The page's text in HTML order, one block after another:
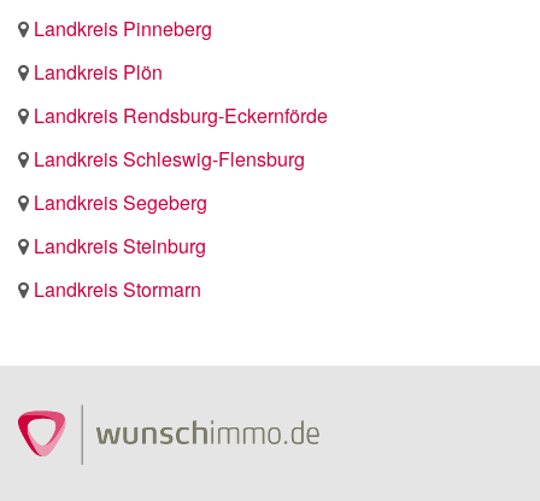
Landkreis Pinneberg
Landkreis Plön
Landkreis Rendsburg-Eckernförde
Landkreis Schleswig-Flensburg
Landkreis Segeberg
Landkreis Steinburg
Landkreis Stormarn